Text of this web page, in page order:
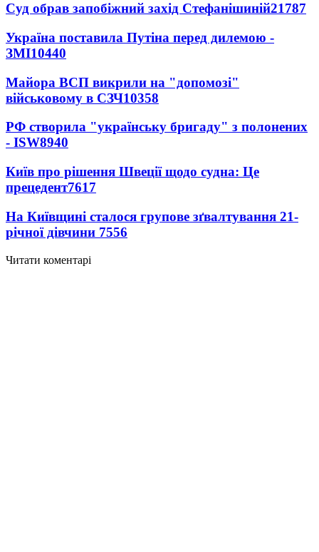
Суд обрав запобіжний захід Стефанішиній21787
Україна поставила Путіна перед дилемою -
ЗМІ10440
Майора ВСП викрили на "допомозі"
військовому в СЗЧ10358
РФ створила "українську бригаду" з полонених
- ISW8940
Київ про рішення Швеції щодо судна: Це
прецедент7617
На Київщині сталося групове зґвалтування 21-
річної дівчини 7556
Читати коментарі